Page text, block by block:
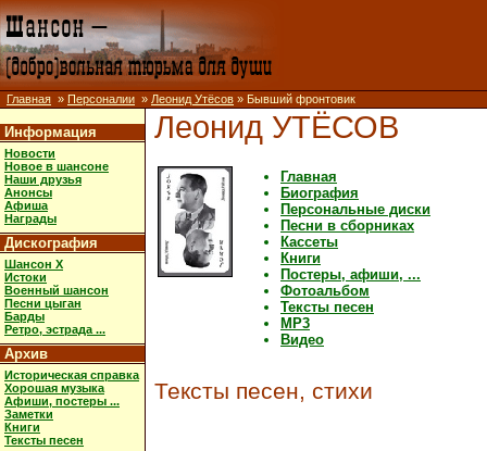
Главная » Персоналии » Леонид Утёсов » Бывший фронтовик
Информация
Новости
Новое в шансоне
Наши друзья
Анонсы
Афиша
Награды
Дискография
Шансон X
Истоки
Военный шансон
Песни цыган
Барды
Ретро, эстрада ...
Архив
Историческая справка
Хорошая музыка
Афиши, постеры ...
Заметки
Книги
Тексты песен
Леонид УТЁСОВ
Главная
Биография
Персональные диски
Песни в сборниках
Кассеты
Книги
Постеры, афиши, ...
Фотоальбом
Тексты песен
MP3
Видео
Тексты песен, стихи